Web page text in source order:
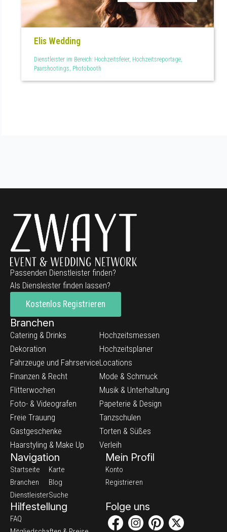
Elis Wedding
Dienstleister im Bereich: Hochzeitsfeier, Hochzeitsreportage,
Paarshootings, Photobooth
Passenden Dienstleister finden?
Als Diensleister finden lassen?
Kostenlos Registrieren
Branchen
Catering & Drinks
Dekoration
Fahrzeuge und Fahrservice
Finanzen & Recht
Flitterwochen
Foto- & Videografen
Freie Trauung
Gastgeschenke
Haarstyling & Make Up
Hochzeitsmessen
Hochzeitsplaner
Locations
Mode & Schmuck
Musik & Unterhaltung
Papeterie & Design
Tanzschulen
Torten & Süßes
Verleih
Navigation
Startseite
Branchen
Dienstleister
Karte
Blog
Suche
Mein Profil
Konto
Registrieren
Hilfestellung
FAQ
Folge uns